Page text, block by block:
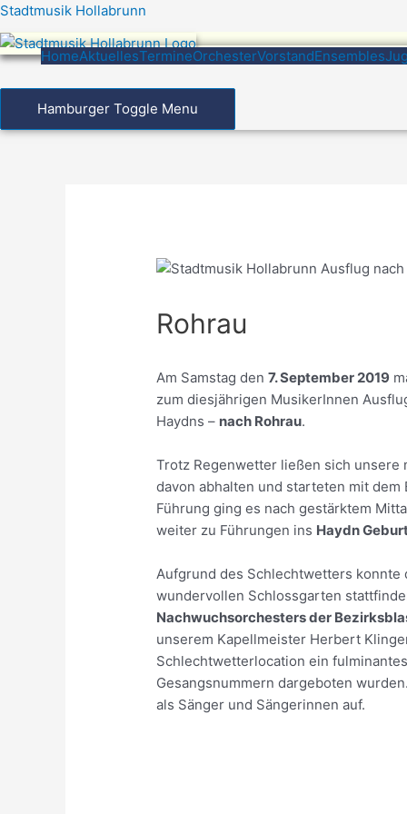
Zum
Inhalt
springen
Stadtmusik Hollabrunn
HomeAktuellesTermineOrchesterVorstandEnsembles
Hamburger Toggle Menu
Rohrau
Am Samstag den7. September 2019
zum diesjährigen MusikerInnen
Haydns – nach Rohrau.
Trotz Regenwetter ließen sich
davon abhalten und starteten mit dem
Führung ging es nach gestärktem
weiter zu Führungen ins Haydn
Aufgrund des Schlechtwetters
wundervollen Schlossgarten
Nachwuchsorchesters der
unserem Kapellmeister Herbert
Schlechtwetterlocation ein
Gesangsnummern dargeboten
als Sänger und Sängerinnen auf.